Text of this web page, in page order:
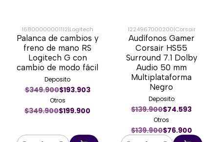
-43%
16800000001112|Logitech
Palanca de cambios y
freno de mano RS
Logitech G con
cambio de modo fácil
Deposito
$349.900$193.903
Otros
$349.900$199.900
-45%
1224967000200|Corsair
Audífonos Gamer
Corsair HS55
Surround 7.1 Dolby
Audio 50 mm
Multiplataforma
Negro
Deposito
$139.900$74.593
Otros
$139.900$76.900